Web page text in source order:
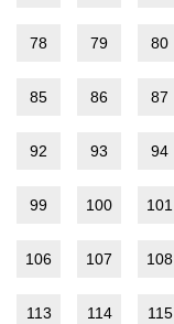
78 79 80
85 86 87
92 93 94
99 100 101
106 107 108
113 114 115